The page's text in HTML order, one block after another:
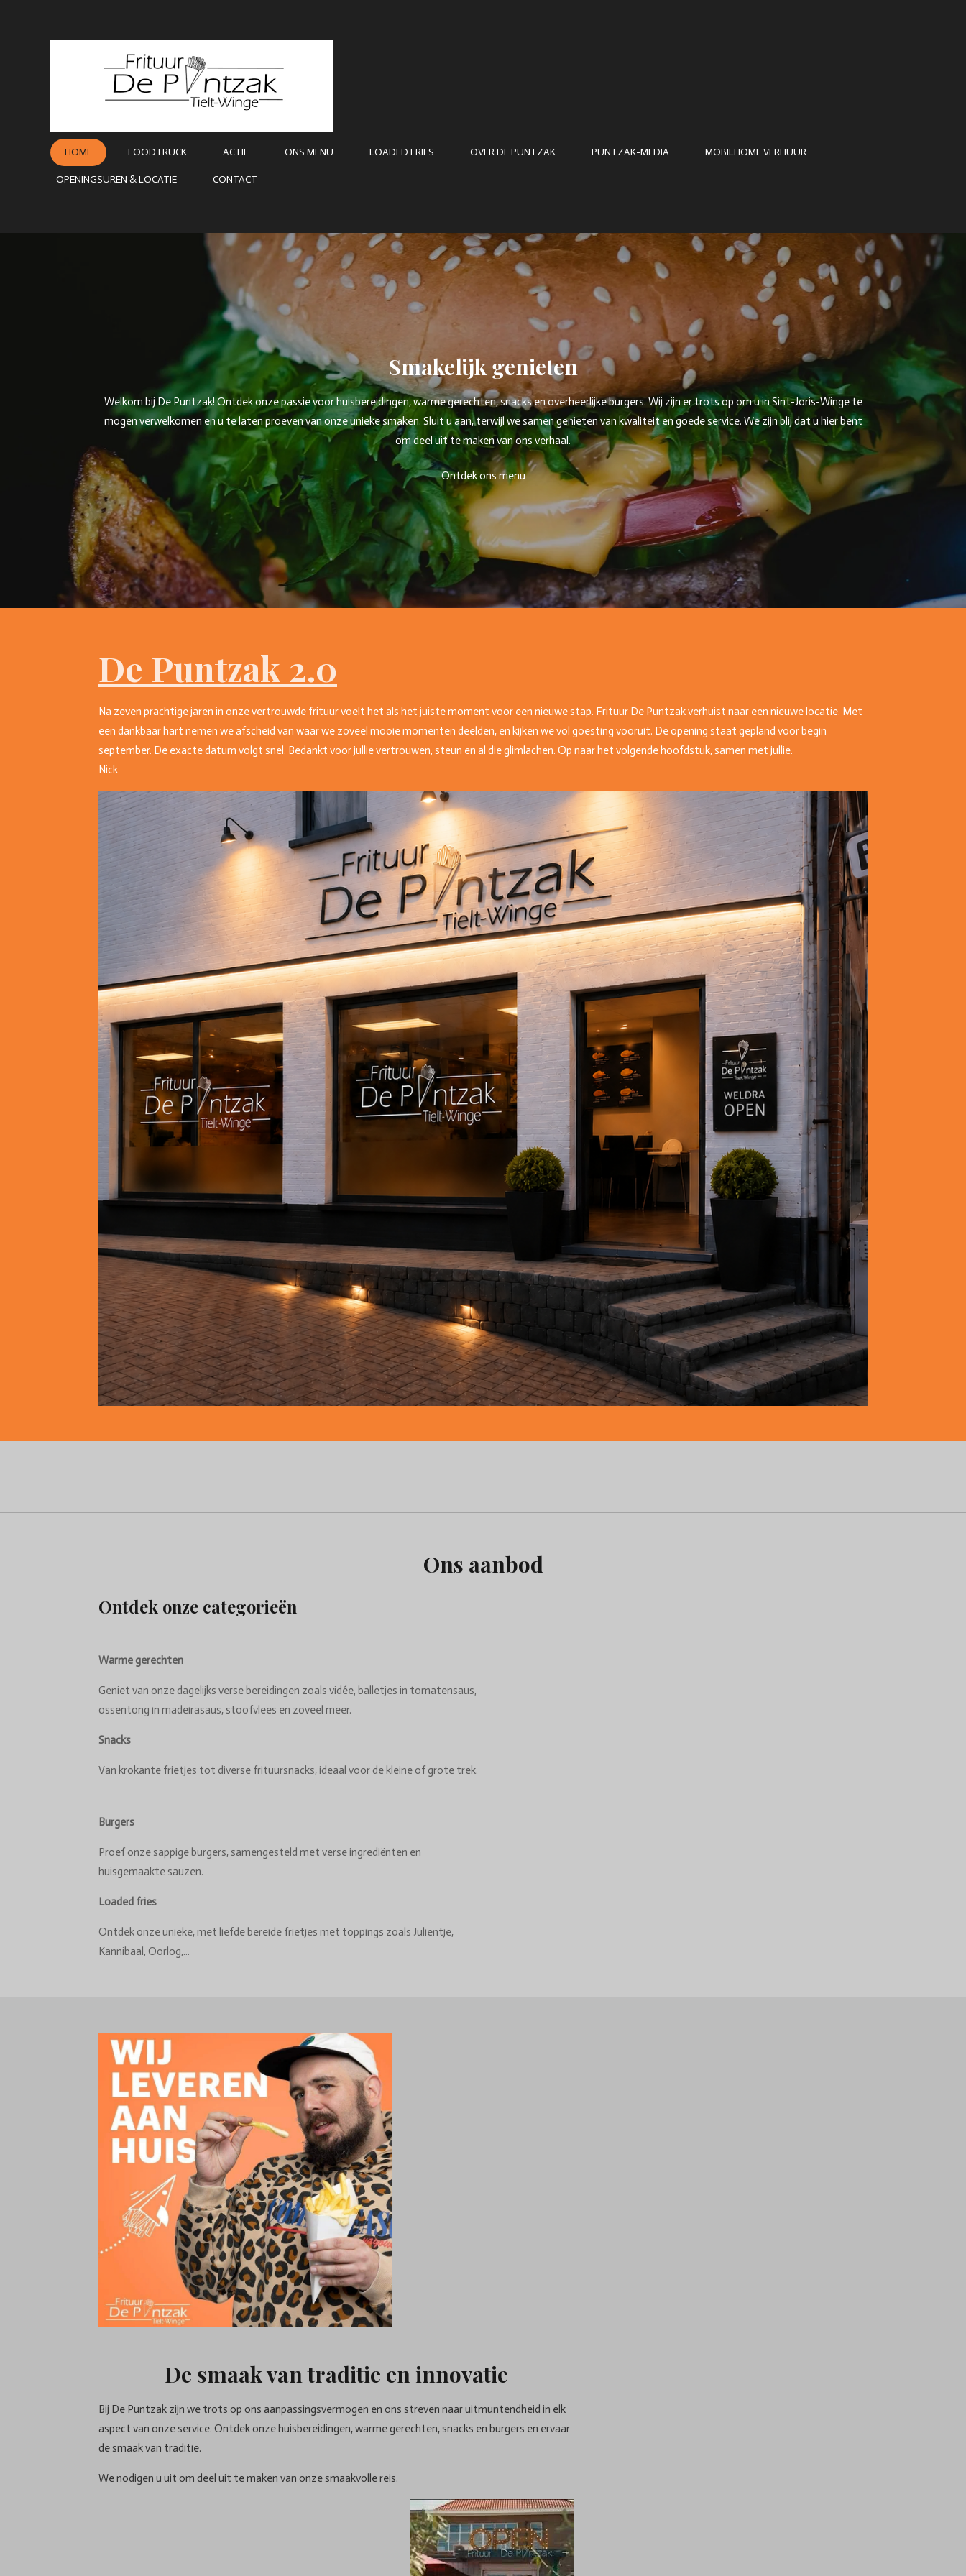
HOME FOODTRUCK ACTIE ONS MENU LOADED FRIES OVER DE PUNTZAK PUNTZAK-MEDIA MOBILHOME VERHUUR
OPENINGSUREN & LOCATIE CONTACT
Smakelijk genieten
Welkom bij De Puntzak! Ontdek onze passie voor huisbereidingen, warme gerechten, snacks en overheerlijke burgers. Wij zijn er trots op om u in Sint-Joris-Winge te
mogen verwelkomen en u te laten proeven van onze unieke smaken. Sluit u aan, terwijl we samen genieten van kwaliteit en goede service. We zijn blij dat u hier bent
om deel uit te maken van ons verhaal.
Ontdek ons menu
De Puntzak 2.0
Na zeven prachtige jaren in onze vertrouwde frituur voelt het als het juiste moment voor een nieuwe stap. Frituur De Puntzak verhuist naar een nieuwe locatie. Met
een dankbaar hart nemen we afscheid van waar we zoveel mooie momenten deelden, en kijken we vol goesting vooruit. De opening staat gepland voor begin
september. De exacte datum volgt snel. Bedankt voor jullie vertrouwen, steun en al die glimlachen. Op naar het volgende hoofdstuk, samen met jullie.
Nick
Ons aanbod
Ontdek onze categorieën
Warme gerechten
Geniet van onze dagelijks verse bereidingen zoals vidée, balletjes in tomatensaus,
ossentong in madeirasaus, stoofvlees en zoveel meer.
Snacks
Van krokante frietjes tot diverse frituursnacks, ideaal voor de kleine of grote trek.
Burgers
Proef onze sappige burgers, samengesteld met verse ingrediënten en
huisgemaakte sauzen.
Loaded fries
Ontdek onze unieke, met liefde bereide frietjes met toppings zoals Julientje,
Kannibaal, Oorlog,...
De smaak van traditie en innovatie
Bij De Puntzak zijn we trots op ons aanpassingsvermogen en ons streven naar uitmuntendheid in elk
aspect van onze service. Ontdek onze huisbereidingen, warme gerechten, snacks en burgers en ervaar
de smaak van traditie.
We nodigen u uit om deel uit te maken van onze smaakvolle reis.